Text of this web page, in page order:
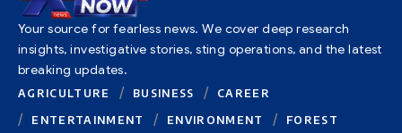
Your source for fearless news. We cover deep research
insights, investigative stories, sting operations, and the latest
breaking updates.
AGRICULTURE BUSINESS
CAREER
ENTERTAINMENT
ENVIRONMENT
FOREST